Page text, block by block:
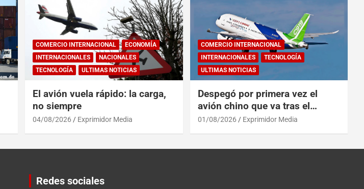
COMERCIO INTERNACIONAL
ECONOMÍA
INTERNACIONALES
NACIONALES
TECNOLOGÍA
ULTIMAS NOTICIAS
El avión vuela rápido: la carga,
no siempre
04/08/2026 Exprimidor Media
COMERCIO INTERNACIONAL
INTERNACIONALES
TECNOLOGÍA
ULTIMAS NOTICIAS
Despegó por primera vez el
avión chino que va tras el
reinado del A319 en el Tíbet
01/08/2026 Exprimidor Media
Redes sociales
Set Youtube Channel ID